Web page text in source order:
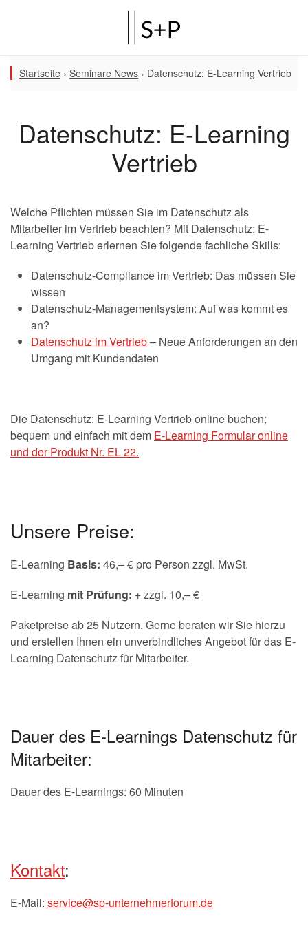
Startseite › Seminare News › Datenschutz: E-Learning Vertrieb
Datenschutz: E-Learning
Vertrieb
Welche Pflichten müssen Sie im Datenschutz als
Mitarbeiter im Vertrieb beachten? Mit Datenschutz: E-
Learning Vertrieb erlernen Sie folgende fachliche Skills:
Datenschutz-Compliance im Vertrieb: Das müssen Sie
wissen
Datenschutz-Managementsystem: Auf was kommt es
an?
Datenschutz im Vertrieb– Neue Anforderungen an den
Umgang mit Kundendaten
Die Datenschutz: E-Learning Vertrieb online buchen;
bequem und einfach mit dem E-Learning Formular online
und der Produkt Nr. EL 22.
Unsere Preise:
E-Learning Basis: 46,– € pro Person zzgl. MwSt.
E-Learning mit Prüfung: + zzgl. 10,– €
Paketpreise ab 25 Nutzern. Gerne beraten wir Sie hierzu
und erstellen Ihnen ein unverbindliches Angebot für das E-
Learning Datenschutz für Mitarbeiter.
Dauer des E-Learnings Datenschutz für
Mitarbeiter:
Dauer des E-Learnings: 60 Minuten
Kontakt:
E-Mail: service@sp-unternehmerforum.de